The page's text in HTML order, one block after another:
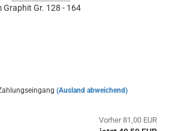
Graphit Gr. 128 - 164
(Ausland abweichend)
Vorher 81,00 EUR